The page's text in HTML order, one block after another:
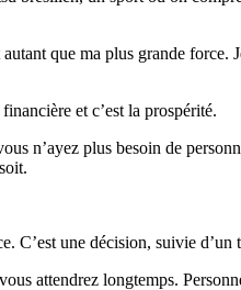
que ma plus grande
et c’est la prospérité.
n’ayez plus besoin de
C’est une décision, suivie d’un
attendrez longtemps.